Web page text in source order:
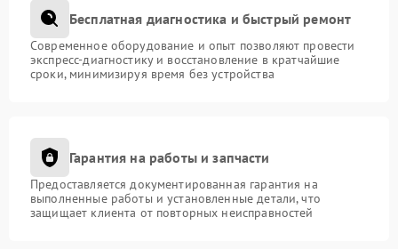
Бесплатная диагностика и быстрый ремонт
Современное оборудование и опыт позволяют провести
экспресс-диагностику и восстановление в кратчайшие
сроки, минимизируя время без устройства
Гарантия на работы и запчасти
Предоставляется документированная гарантия на
выполненные работы и установленные детали, что
защищает клиента от повторных неисправностей